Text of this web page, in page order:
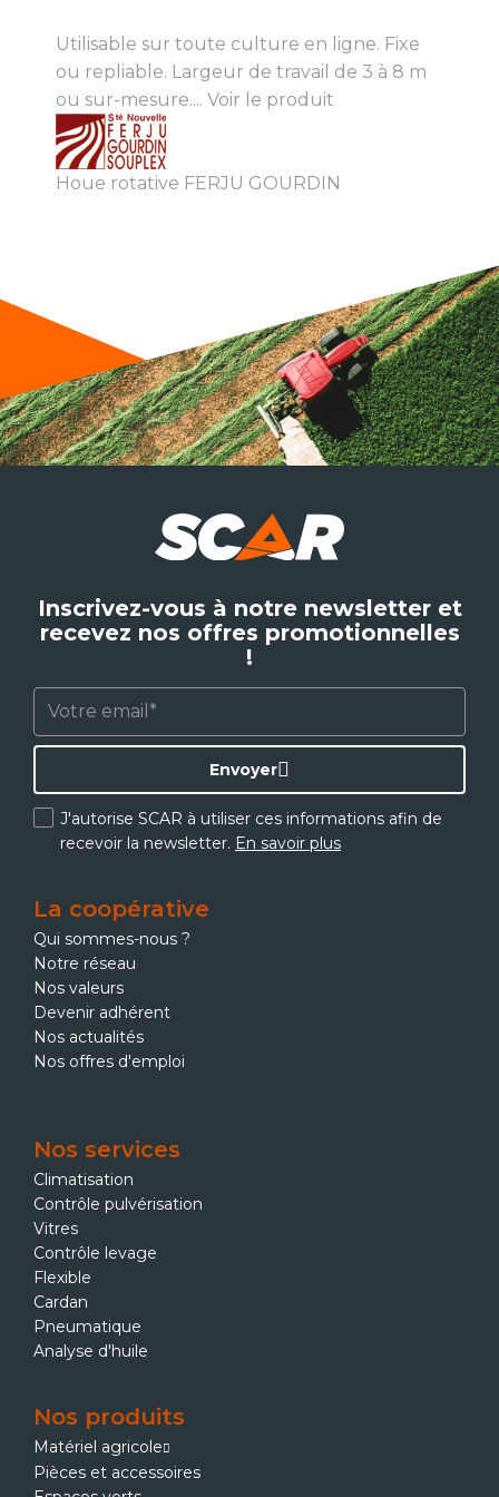
Utilisable sur toute culture en ligne. Fixe
ou repliable. Largeur de travail de 3 à 8 m
ou sur-mesure.... Voir le produit
Houe rotative FERJU GOURDIN
Inscrivez-vous à notre newsletter et
recevez nos offres promotionnelles
!
J'autorise SCAR à utiliser ces informations afin de
recevoir la newsletter. En savoir plus
Envoyer
La coopérative
Qui sommes-nous ?
Notre réseau
Nos valeurs
Devenir adhérent
Nos actualités
Nos offres d'emploi
Nos services
Climatisation
Contrôle pulvérisation
Vitres
Contrôle levage
Flexible
Cardan
Pneumatique
Analyse d'huile
Nos produits
Matériel agricole
Pièces et accessoires